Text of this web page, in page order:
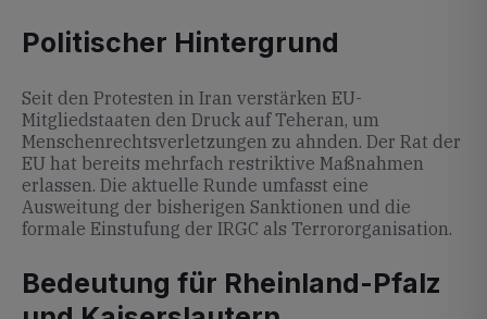
Politischer Hintergrund
Seit den Protesten in Iran verstärken EU-
Mitgliedstaaten den Druck auf Teheran, um
Menschenrechtsverletzungen zu ahnden. Der Rat der
EU hat bereits mehrfach restriktive Maßnahmen
erlassen. Die aktuelle Runde umfasst eine
Ausweitung der bisherigen Sanktionen und die
formale Einstufung der IRGC als Terrororganisation.
Bedeutung für Rheinland-Pfalz